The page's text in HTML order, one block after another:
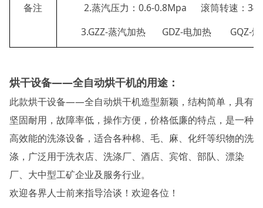
备注
2.蒸汽压力：0.6-0.8Mpa 滚筒转速：
3.GZZ-蒸汽加热 GDZ-电加热 GQZ-燃
烘干设备——全自动烘干机的用途：
此款烘干设备——全自动烘干机造型新颖，结构简单，具有
坚固耐用，故障率低，操作方便，价格低廉的特点，是一种
高效能的洗涤设备，适合各种棉、毛、麻、化纤等织物的洗
涤，广泛用于洗衣店、洗涤厂、酒店、宾馆、部队、漂染
厂、大中型工矿企业及服务行业。
欢迎各界人士前来指导洽谈！欢迎各位！